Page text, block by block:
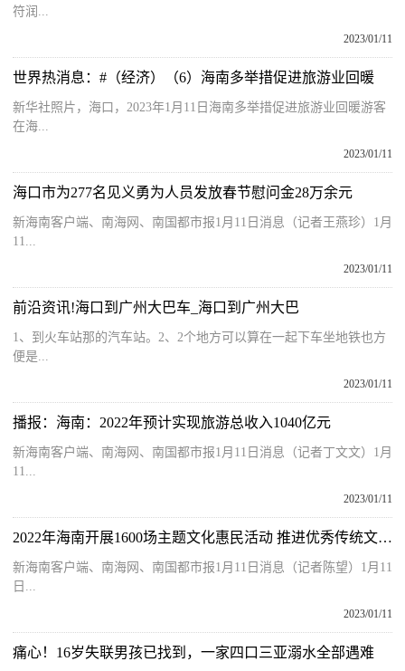
符润...
2023/01/11
世界热消息：#（经济）（6）海南多举措促进旅游业回暖
新华社照片，海口，2023年1月11日海南多举措促进旅游业回暖游客
在海...
2023/01/11
海口市为277名见义勇为人员发放春节慰问金28万余元
新海南客户端、南海网、南国都市报1月11日消息（记者王燕珍）1月
11...
2023/01/11
前沿资讯!海口到广州大巴车_海口到广州大巴
1、到火车站那的汽车站。2、2个地方可以算在一起下车坐地铁也方
便是...
2023/01/11
播报：海南：2022年预计实现旅游总收入1040亿元
新海南客户端、南海网、南国都市报1月11日消息（记者丁文文）1月
11...
2023/01/11
2022年海南开展1600场主题文化惠民活动 推进优秀传统文化保护利用
新海南客户端、南海网、南国都市报1月11日消息（记者陈望）1月11
日...
2023/01/11
痛心！16岁失联男孩已找到，一家四口三亚溺水全部遇难